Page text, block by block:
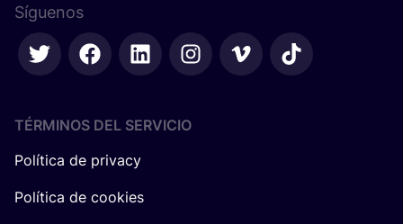
Síguenos
TÉRMINOS DEL SERVICIO
Política de privacy
Política de cookies